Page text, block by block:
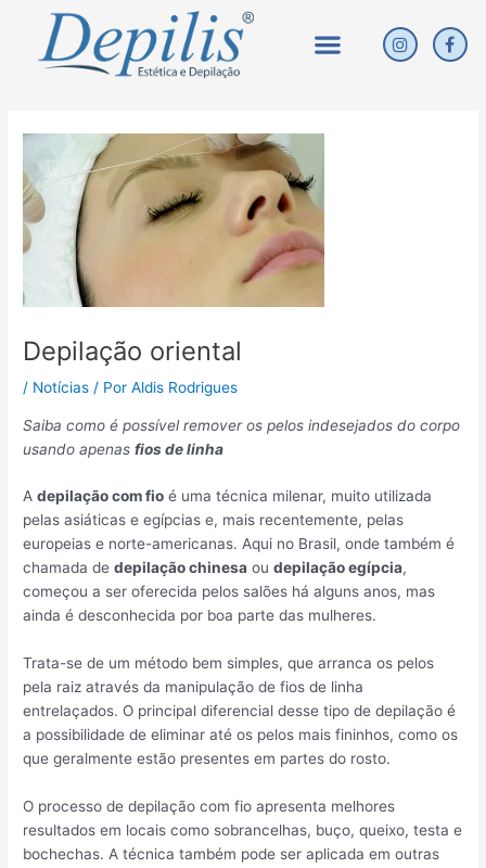
MenuI
n
s
F
a
c
Depilação oriental
/ Notícias / PorAldis Rodrigues
Saiba como é possível remover os pelos indesejados do corpo
usando apenasfios de linha
Adepilação com fio é uma técnica milenar, muito utilizada
pelas asiáticas e egípcias e, mais recentemente, pelas
europeias e norte-americanas. Aqui no Brasil, onde também é
chamada dedepilação chinesa oudepilação egípcia,
começou a ser oferecida pelos salões há alguns anos, mas
ainda é desconhecida por boa parte das mulheres.
Trata-se de um método bem simples, que arranca os pelos
pela raiz através da manipulação de fios de linha
entrelaçados. O principal diferencial desse tipo de depilação é
a possibilidade de eliminar até os pelos mais fininhos, como os
que geralmente estão presentes em partes do rosto.
O processo de depilação com fio apresenta melhores
resultados em locais como sobrancelhas, buço, queixo, testa e
bochechas. A técnica também pode ser aplicada em outras